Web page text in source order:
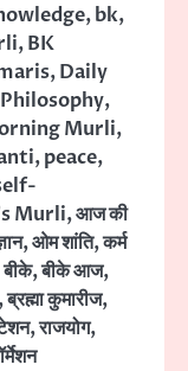
,bk,
,BK
,Daily
,
Murli,
,peace,
Murli,आज की
,ओम शांति,कर्म
बीके,बीके आज,
ब्रह्मा कुमारीज,
,राजयोग,